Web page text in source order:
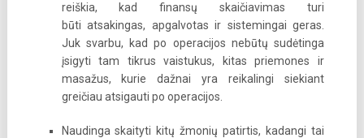
reiškia, kad finansų skaičiavimas turi
būti atsakingas, apgalvotas ir sistemingai geras.
Juk svarbu, kad po operacijos nebūtų sudėtinga
įsigyti tam tikrus vaistukus, kitas priemones ir
masažus, kurie dažnai yra reikalingi siekiant
greičiau atsigauti po operacijos.
Naudinga skaityti kitų žmonių patirtis, kadangi tai